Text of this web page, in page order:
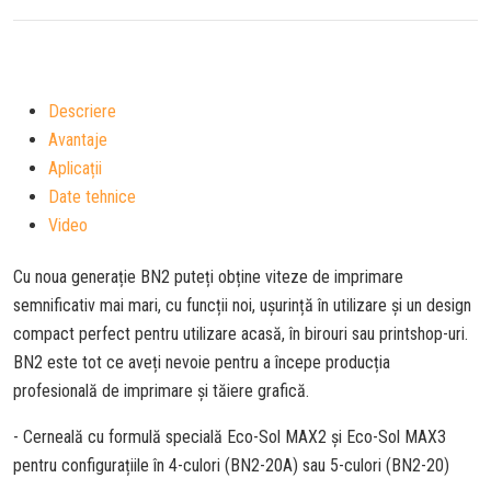
Descriere
Avantaje
Aplicații
Date tehnice
Video
Cu noua generație BN2 puteți obține viteze de imprimare
semnificativ mai mari, cu funcții noi, ușurință în utilizare și un design
compact perfect pentru utilizare acasă, în birouri sau printshop-uri.
BN2 este tot ce aveți nevoie pentru a începe producția
profesională de imprimare și tăiere grafică.
- Cerneală cu formulă specială Eco-Sol MAX2 și Eco-Sol MAX3
pentru configurațiile în 4-culori (BN2-20A) sau 5-culori (BN2-20)